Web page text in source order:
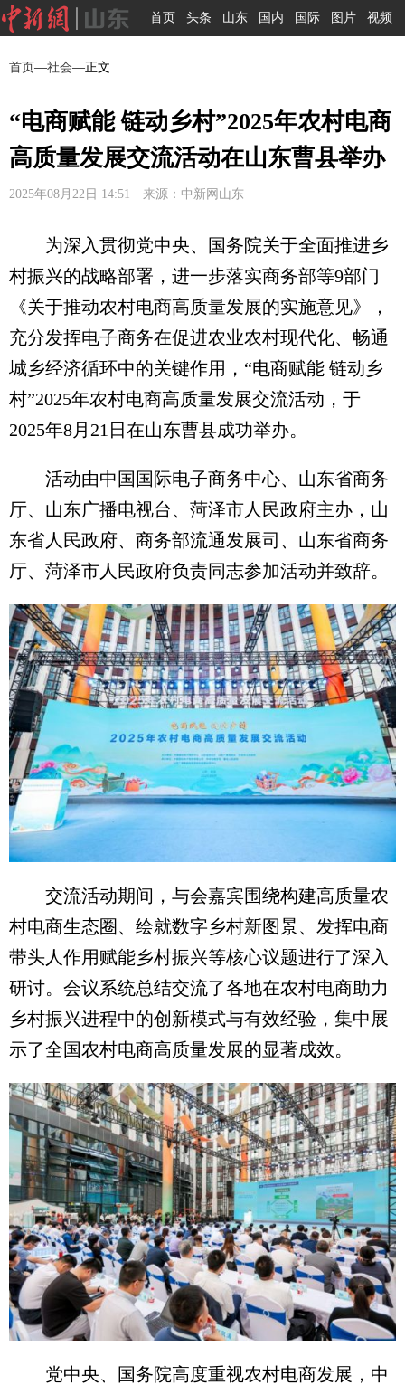
首页 头条 山东 国内 国际 图片 视频
首页—社会—正文
“电商赋能 链动乡村”2025年农村电商
高质量发展交流活动在山东曹县举办
2025年08月22日 14:51 来源：中新网山东
为深入贯彻党中央、国务院关于全面推进乡
村振兴的战略部署，进一步落实商务部等9部门
《关于推动农村电商高质量发展的实施意见》，
充分发挥电子商务在促进农业农村现代化、畅通
城乡经济循环中的关键作用，“电商赋能 链动乡
村”2025年农村电商高质量发展交流活动，于
2025年8月21日在山东曹县成功举办。
活动由中国国际电子商务中心、山东省商务
厅、山东广播电视台、菏泽市人民政府主办，山
东省人民政府、商务部流通发展司、山东省商务
厅、菏泽市人民政府负责同志参加活动并致辞。
交流活动期间，与会嘉宾围绕构建高质量农
村电商生态圈、绘就数字乡村新图景、发挥电商
带头人作用赋能乡村振兴等核心议题进行了深入
研讨。会议系统总结交流了各地在农村电商助力
乡村振兴进程中的创新模式与有效经验，集中展
示了全国农村电商高质量发展的显著成效。
党中央、国务院高度重视农村电商发展，中